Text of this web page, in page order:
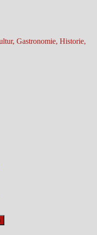
Gastronomie, Historie,